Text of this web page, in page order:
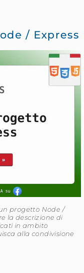
/ Express
progetto Node /
la descrizione di
in ambito
alla condivisione